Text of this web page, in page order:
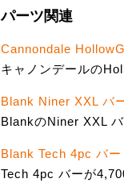
パーツ関連
Cannondale
キャノンデールの
Blank Niner XXL バ
BlankのNiner XXL
Blank Tech 4pc バー
Tech 4pc バーが